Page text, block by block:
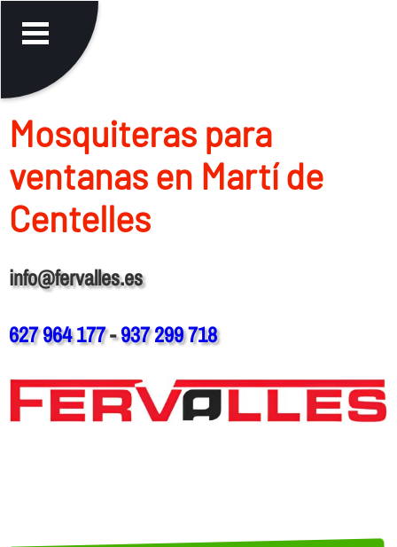
Mosquiteras para
ventanas en Martí de
Centelles
info@fervalles.es
627 964 177-937 299 718